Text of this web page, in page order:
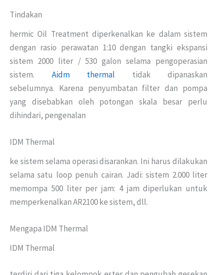
Tindakan
hermic Oil Treatment diperkenalkan ke dalam sistem
dengan rasio perawatan 1:10 dengan tangki ekspansi
sistem 2000 liter / 530 galon selama pengoperasian
sistem. Aidm thermal tidak dipanaskan
sebelumnya. Karena penyumbatan filter dan pompa
yang disebabkan oleh potongan skala besar perlu
dihindari, pengenalan
IDM Thermal
ke sistem selama operasi disarankan. Ini harus dilakukan
selama satu loop penuh cairan. Jadi: sistem 2.000 liter
memompa 500 liter per jam: 4 jam diperlukan untuk
memperkenalkan AR2100 ke sistem, dll.
Mengapa IDM Thermal
IDM Thermal